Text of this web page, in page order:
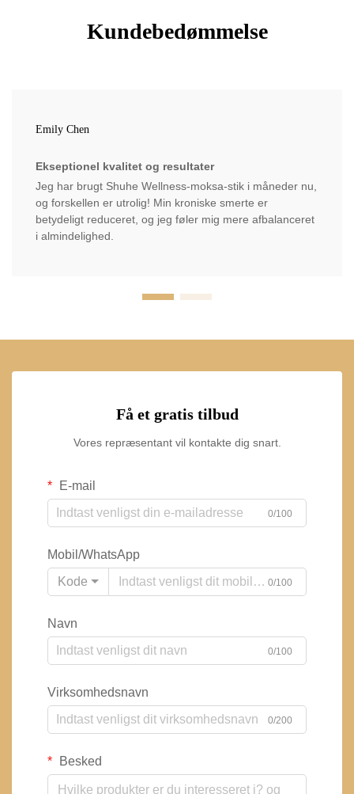
Kundebedømmelse
Emily Chen
Ekseptionel kvalitet og resultater
Jeg har brugt Shuhe Wellness-moksa-stik i måneder nu,
og forskellen er utrolig! Min kroniske smerte er
betydeligt reduceret, og jeg føler mig mere afbalanceret
i almindelighed.
Få et gratis tilbud
Vores repræsentant vil kontakte dig snart.
E-mail
0/100
Mobil/WhatsApp
Kode
0/100
Navn
0/100
Virksomhedsnavn
0/200
Besked